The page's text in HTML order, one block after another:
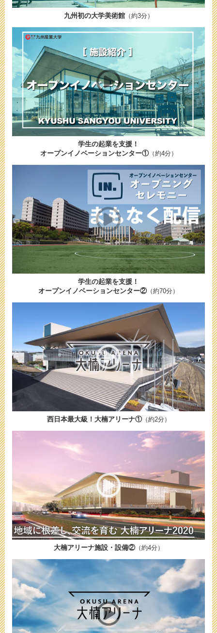
九州初の大学美術館（約3分）
学生の起業を支援！
オープンイノベーションセンター①（約4分）
学生の起業を支援！
オープンイノベーションセンター②（約70分）
西日本最大級！大楠アリーナ①（約2分）
大楠アリーナ施設・設備②（約4分）